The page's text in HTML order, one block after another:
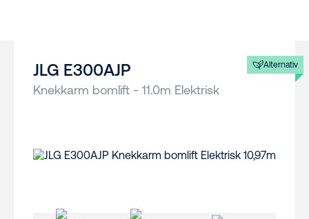
Alternativ
JLG E300AJP
Knekkarm bomlift - 11.0m Elektrisk